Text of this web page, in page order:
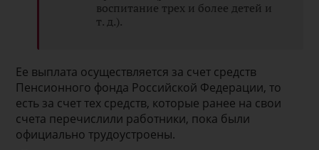
воспитание трех и более детей и
т. д.).
Ее выплата осуществляется за счет средств
Пенсионного фонда Российской Федерации, то
есть за счет тех средств, которые ранее на свои
счета перечислили работники, пока были
официально трудоустроены.